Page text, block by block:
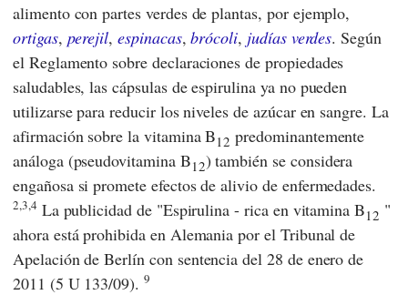
alimento con partes verdes de plantas, por ejemplo,
ortigas, perejil,espinacas,brócoli, judías verdes. Según
el Reglamento sobre declaraciones de propiedades
saludables, las cápsulas de espirulina ya no pueden
utilizarse para reducir los niveles de azúcar en sangre. La
afirmación sobre la vitamina B12 predominantemente
análoga (pseudovitamina B12) también se considera
engañosa si promete efectos de alivio de enfermedades.
2,3,4 La publicidad de "Espirulina - rica en vitamina B12 "
ahora está prohibida en Alemania por el Tribunal de
Apelación de Berlín con sentencia del 28 de enero de
2011 (5 U 133/09). 9